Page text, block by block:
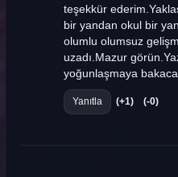
teşekkür
bir yandan okul bir
olumlu olumsuz
uzadı.Mazur
yoğunlaşmaya
Yanıtla (+1) (-0)